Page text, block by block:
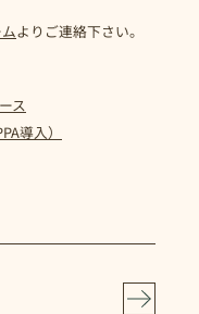
よりご連絡下さい。
ス
導入）